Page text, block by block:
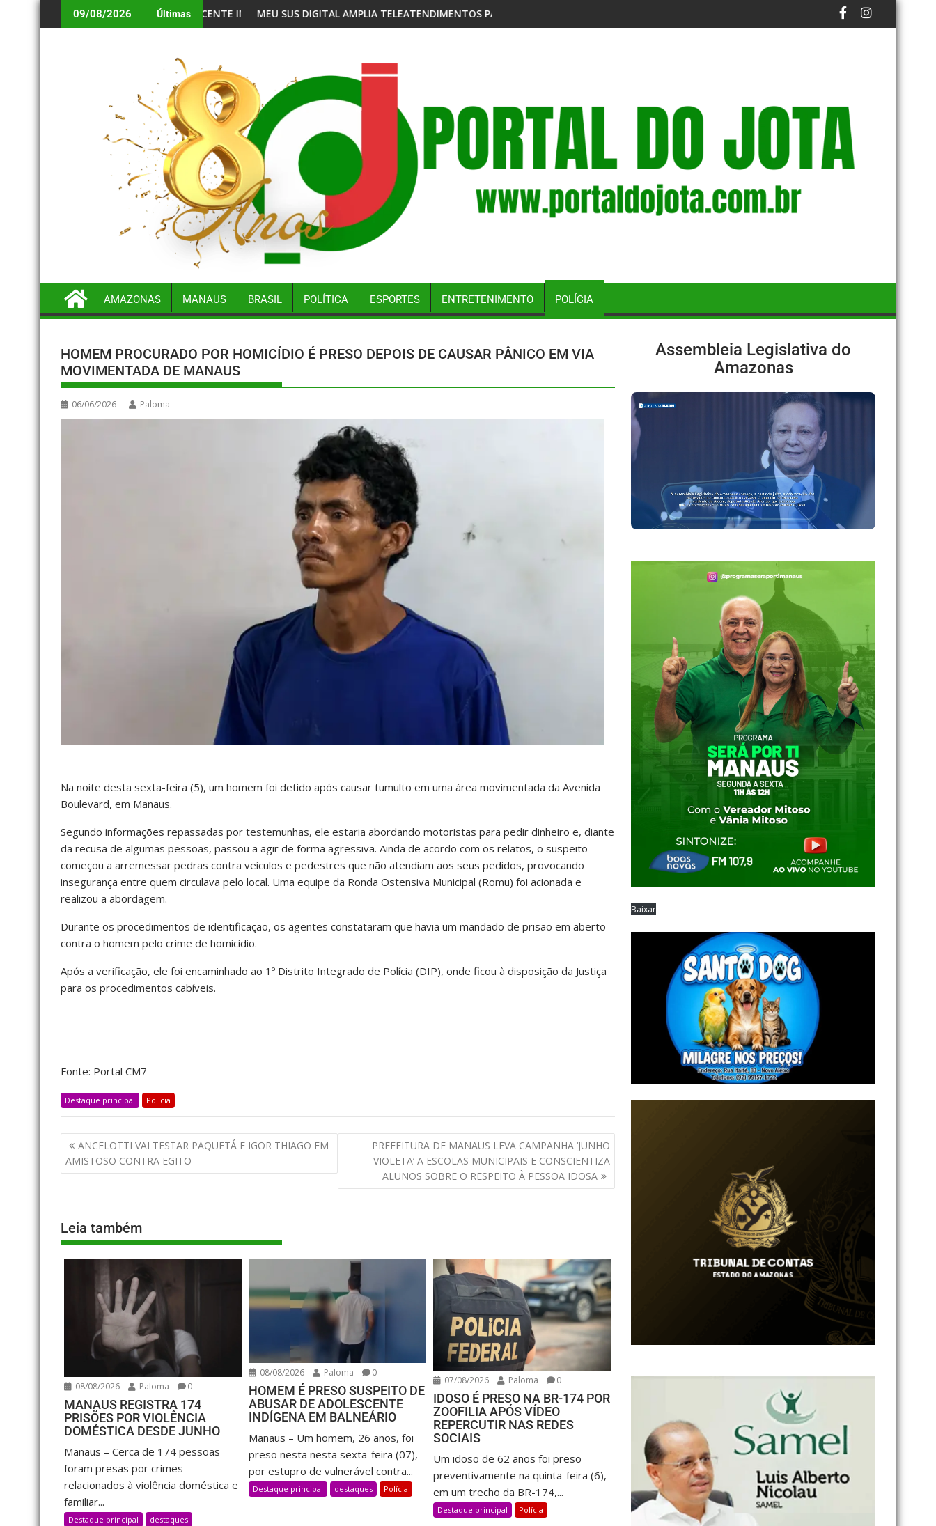
09/08/2026 Últimas
DE ADOLESCENTE INDÍGENA EM BALNEÁRIOMEU SUS DIGITAL AMPLIA TELEATENDIMENTOS PARA PESSOAS COM PROBLEMAS COM JOGOS E APOSTAS
CRIADORES DO ‘DOMINÓ FUTEBOL CLUBE’, LANÇAM FINANCIAMENTO COLETIVOSTM DETERMINA PERDA DE PATENTE DE
AMAZONAS MANAUS BRASIL POLÍTICA ESPORTES ENTRETENIMENTO POLÍCIA
HOMEM PROCURADO POR HOMICÍDIO É PRESO DEPOIS DE CAUSAR PÂNICO EM VIA
MOVIMENTADA DE MANAUS
06/06/2026 Paloma
Na noite desta sexta-feira (5), um homem foi detido após causar tumulto em uma área movimentada da Avenida
Boulevard, em Manaus.
Segundo informações repassadas por testemunhas, ele estaria abordando motoristas para pedir dinheiro e, diante
da recusa de algumas pessoas, passou a agir de forma agressiva. Ainda de acordo com os relatos, o suspeito
começou a arremessar pedras contra veículos e pedestres que não atendiam aos seus pedidos, provocando
insegurança entre quem circulava pelo local. Uma equipe da Ronda Ostensiva Municipal (Romu) foi acionada e
realizou a abordagem.
Durante os procedimentos de identificação, os agentes constataram que havia um mandado de prisão em aberto
contra o homem pelo crime de homicídio.
Após a verificação, ele foi encaminhado ao 1º Distrito Integrado de Polícia (DIP), onde ficou à disposição da Justiça
para os procedimentos cabíveis.
Fonte: Portal CM7
Destaque principal Polícia
ANCELOTTI VAI TESTAR PAQUETÁ E IGOR THIAGO EM
AMISTOSO CONTRA EGITO
PREFEITURA DE MANAUS LEVA CAMPANHA ‘JUNHO
VIOLETA’ A ESCOLAS MUNICIPAIS E CONSCIENTIZA
ALUNOS SOBRE O RESPEITO À PESSOA IDOSA
Leia também
08/08/2026 Paloma 0
MANAUS REGISTRA 174
PRISÕES POR VIOLÊNCIA
DOMÉSTICA DESDE JUNHO
Manaus – Cerca de 174 pessoas
foram presas por crimes
relacionados à violência doméstica e
familiar...
Destaque principal
destaques
08/08/2026 Paloma 0
HOMEM É PRESO SUSPEITO DE
ABUSAR DE ADOLESCENTE
INDÍGENA EM BALNEÁRIO
Manaus – Um homem, 26 anos, foi
preso nesta nesta sexta-feira (07),
por estupro de vulnerável contra...
Destaque principal destaques Polícia
07/08/2026 Paloma 0
IDOSO É PRESO NA BR-174 POR
ZOOFILIA APÓS VÍDEO
REPERCUTIR NAS REDES
SOCIAIS
Um idoso de 62 anos foi preso
preventivamente na quinta-feira (6),
em um trecho da BR-174,...
Destaque principal Polícia
Assembleia Legislativa do
Amazonas
Baixar